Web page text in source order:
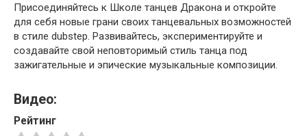
Присоединяйтесь к Школе танцев Дракона и откройте
для себя новые грани своих танцевальных возможностей
в стиле dubstep. Развивайтесь, экспериментируйте и
создавайте свой неповторимый стиль танца под
зажигательные и эпические музыкальные композиции.
Видео:
Рейтинг